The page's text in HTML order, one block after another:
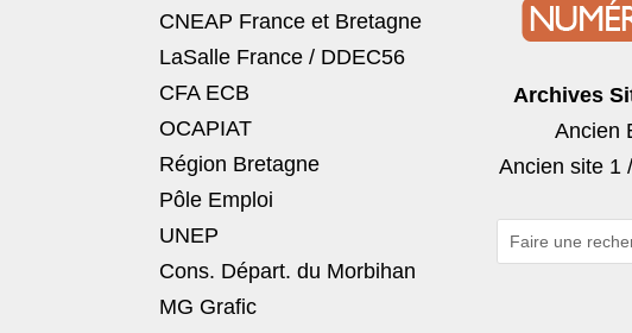
CNEAP France et Bretagne
LaSalle France / DDEC56
CFA ECB
OCAPIAT
Région Bretagne
Pôle Emploi
UNEP
Cons. Départ. du Morbihan
MG Grafic
Archives
Ancien
Ancien site 1